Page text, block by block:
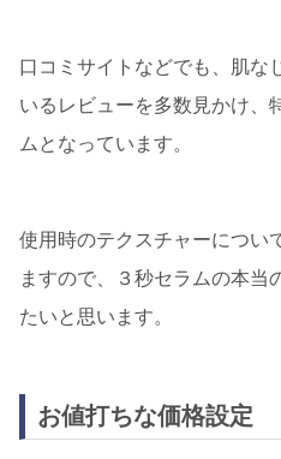
口コミサイトなどでも、肌な
いるレビューを多数見かけ、
ムとなっています。
使用時のテクスチャーについ
ますので、３秒セラムの本当
たいと思います。
お値打ちな価格設定